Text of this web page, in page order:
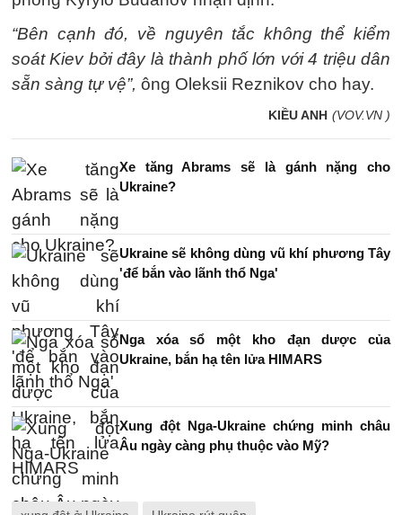
“Bên cạnh đó, về nguyên tắc không thể kiểm
soát Kiev bởi đây là thành phố lớn với 4 triệu dân
sẵn sàng tự vệ”, ông Oleksii Reznikov cho hay.
KIỀU ANH (VOV.VN )
Xe tăng Abrams sẽ là gánh nặng cho
Ukraine?
Ukraine sẽ không dùng vũ khí phương Tây
'để bắn vào lãnh thổ Nga'
Nga xóa sổ một kho đạn dược của
Ukraine, bắn hạ tên lửa HIMARS
Xung đột Nga-Ukraine chứng minh châu
Âu ngày càng phụ thuộc vào Mỹ?